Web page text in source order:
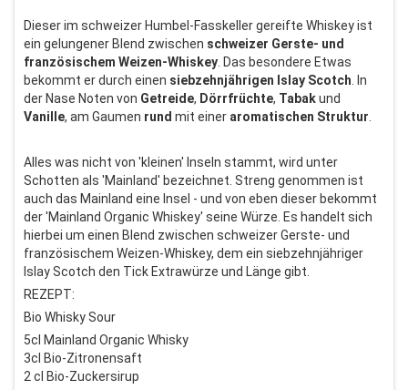
Dieser im schweizer Humbel-Fasskeller gereifte Whiskey ist
ein gelungener Blend zwischen schweizer Gerste- und
französischem Weizen-Whiskey . Das besondere Etwas
bekommt er durch einen siebzehnjährigen Islay Scotch . In
der Nase Noten von Getreide, Dörrfrüchte, Tabakund
Vanille, am Gaumen rund mit einer aromatischen Struktur
Alles was nicht von 'kleinen' Inseln stammt, wird unter
Schotten als 'Mainland' bezeichnet. Streng genommen ist
auch das Mainland eine Insel - und von eben dieser bekommt
der 'Mainland Organic Whiskey' seine Würze. Es handelt sich
hierbei um einen Blend zwischen schweizer Gerste- und
französischem Weizen-Whiskey, dem ein siebzehnjähriger
Islay Scotch den Tick Extrawürze und Länge gibt.
REZEPT:
Bio Whisky Sour
5cl Mainland Organic Whisky
3cl Bio-Zitronensaft
2 cl Bio-Zuckersirup